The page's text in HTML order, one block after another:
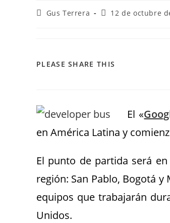
Gus Terrera 12 de octubre
PLEASE SHARE THIS
El «
en América Latina y
El punto de partida será
región: San Pablo, Bogotá y
equipos que trabajarán
Unidos.